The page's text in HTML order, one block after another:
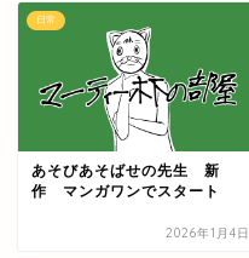
日常
あそびあそばせの先生 新
作 マンガワンでスタート
2026年1月4日